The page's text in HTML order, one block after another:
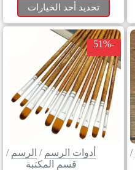
تحديد أحد الخيارات
/
-51%
أدوات الرسم / الرسم /
قسم المكتبة